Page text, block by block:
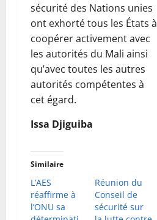
sécurité des Nations unies
ont exhorté tous les États à
coopérer activement avec
les autorités du Mali ainsi
qu’avec toutes les autres
autorités compétentes à
cet égard.
Issa Djiguiba
Similaire
L’AES
réaffirme à
l’ONU sa
Réunion du
Conseil de
sécurité sur